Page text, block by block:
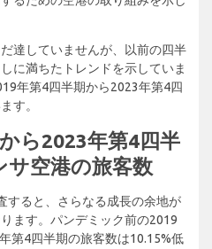
達していませんが、以前の四半
に満ちたトレンドを示していま
年第4四半期から2023年第4四
す。
ら2023年第4四半
空港の旅客数
すると、さらなる成長の余地が
ます。パンデミック前の2019
第4四半期の旅客数は10.15%低